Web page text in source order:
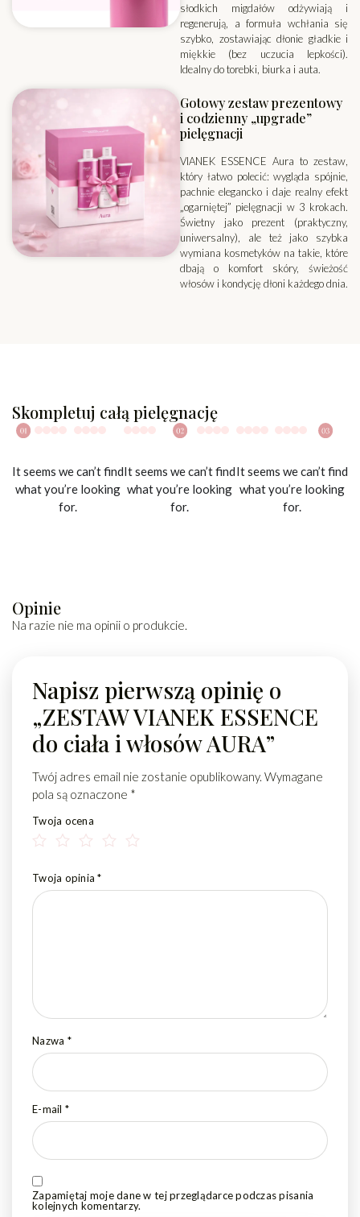
słodkich migdałów odżywiają i
regenerują, a formuła wchłania się
szybko, zostawiając dłonie gładkie i
miękkie (bez uczucia lepkości).
Idealny do torebki, biurka i auta.
Gotowy zestaw prezentowy
i codzienny „upgrade”
pielęgnacji
VIANEK ESSENCE Aura to zestaw,
który łatwo polecić: wygląda spójnie,
pachnie elegancko i daje realny efekt
„ogarniętej” pielęgnacji w 3 krokach.
Świetny jako prezent (praktyczny,
uniwersalny), ale też jako szybka
wymiana kosmetyków na takie, które
dbają o komfort skóry, świeżość
włosów i kondycję dłoni każdego dnia.
Skompletuj całą pielęgnację
It seems we can’t find
what you’re looking
for.
It seems we can’t find
what you’re looking
for.
It seems we can’t find
what you’re looking
for.
Opinie
Na razie nie ma opinii o produkcie.
Napisz pierwszą opinię o
„ZESTAW VIANEK ESSENCE
do ciała i włosów AURA”
Twój adres email nie zostanie opublikowany. Wymagane
pola są oznaczone *
Twoja ocena
Twoja opinia*
Nazwa *
E-mail *
Zapamiętaj moje dane w tej przeglądarce podczas pisania
kolejnych komentarzy.